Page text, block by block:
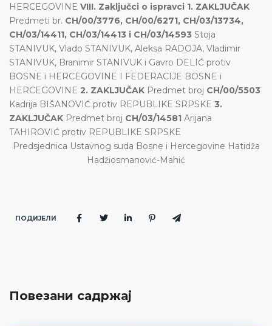
HERCEGOVINE VIII. Zaključci o ispravci 1. ZAKLJUČAK
Predmeti br. CH/00/3776, CH/00/6271, CH/03/13734,
CH/03/14411, CH/03/14413 i CH/03/14593 Stoja
STANIVUK, Vlado STANIVUK, Aleksa RADOJA, Vladimir
STANIVUK, Branimir STANIVUK i Gavro DELIĆ protiv
BOSNE i HERCEGOVINE I FEDERACIJE BOSNE i
HERCEGOVINE 2. ZAKLJUČAK Predmet broj CH/00/5503
Kadrija BIŠANOVIĆ protiv REPUBLIKE SRPSKE 3.
ZAKLJUČAK Predmet broj CH/03/14581 Arijana
TAHIROVIĆ protiv REPUBLIKE SRPSKE
Predsjednica Ustavnog suda Bosne i Hercegovine Hatidža
Hadžiosmanović-Mahić
ПОДИЈЕЛИ
Повезани садржај